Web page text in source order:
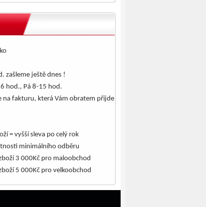
zašleme ještě dnes !
hod., Pá 8-15 hod.
na fakturu, která Vám obratem přijde
= vyšší sleva po celý rok
minimálního odběru
3 000Kč pro maloobchod
5 000Kč pro velkoobchod